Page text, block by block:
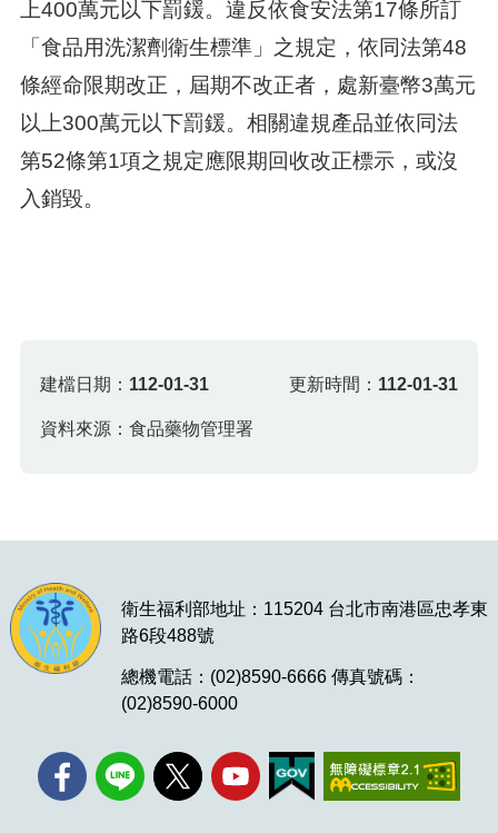
上400萬元以下罰鍰。違反依食安法第17條所訂
「食品用洗潔劑衛生標準」之規定，依同法第48
條經命限期改正，屆期不改正者，處新臺幣3萬元
以上300萬元以下罰鍰。相關違規產品並依同法
第52條第1項之規定應限期回收改正標示，或沒
入銷毀。
建檔日期： 112-01-31 更新時間： 112-01-31
資料來源：食品藥物管理署
衛生福利部地址：115204 台北市南港區忠孝東
路6段488號
總機電話：(02)8590-6666 傳真號碼：
(02)8590-6000